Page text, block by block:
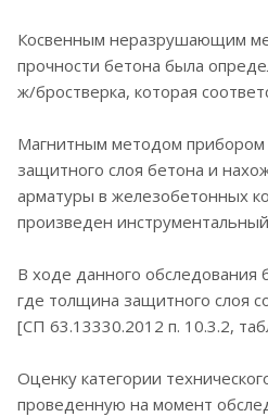
Косвенным неразрушающим
прочности бетона была
ж/бростверка, которая
Магнитным методом
защитного слоя бетона и
арматуры в железобетонных
произведен
В ходе данного обследования
где толщина защитного слоя
[СП 63.13330.2012 п. 10.3.2,
Оценку категории
проведенную на момент